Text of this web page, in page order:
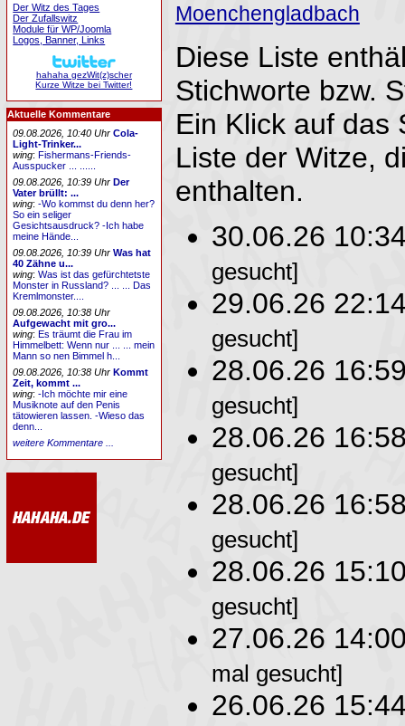
Moenchengladbach
Diese Liste
Stichworte bzw.
Ein Klick auf das
Liste der Witze,
enthalten.
30.06.26
gesucht]
29.06.26
gesucht]
28.06.26
gesucht]
28.06.26
gesucht]
28.06.26
gesucht]
28.06.26
gesucht]
27.06.26
mal gesucht]
26.06.26
Der Witz des Tages
Der Zufallswitz
Module für WP/Joomla
Logos, Banner, Links
hahaha gezWit(z)scher
Kurze Witze bei Twitter!
Aktuelle Kommentare
09.08.2026, 10:40 Uhr Cola-
Light-Trinker...
wing:Fishermans-Friends-
Ausspucker ... ......
09.08.2026, 10:39 Uhr Der
Vater brüllt: ...
wing:-Wo kommst du denn her?
So ein seliger
Gesichtsausdruck? -Ich habe
meine Hände...
09.08.2026, 10:39 Uhr Was hat
40 Zähne u...
wing:Was ist das gefürchtetste
Monster in Russland? ... ... Das
Kremlmonster....
09.08.2026, 10:38 Uhr
Aufgewacht mit gro...
wing:Es träumt die Frau im
Himmelbett: Wenn nur ... ... mein
Mann so nen Bimmel h...
09.08.2026, 10:38 Uhr Kommt
Zeit, kommt ...
wing:-Ich möchte mir eine
Musiknote auf den Penis
tätowieren lassen. -Wieso das
denn...
weitere Kommentare ...